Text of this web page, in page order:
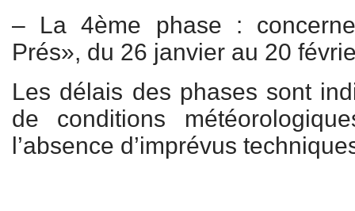
– La 4ème phase :
Prés», du 26 janvier au 20
Les délais des phases sont
de conditions
l’absence d’imprévus